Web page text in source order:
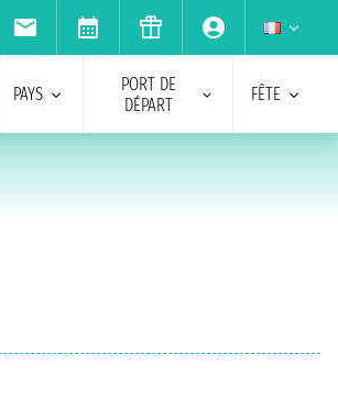
PAYS
PORT DE
DÉPART
FÊTE